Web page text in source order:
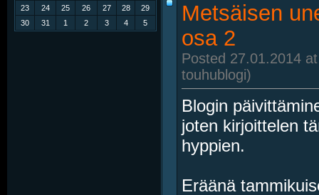
Metsäisen
osa 2
Posted 27.01.2014
touhublogi)
Blogin
joten kirjoittelen
hyppien.
Eräänä
23
24 25 26 27 28
29
30
31 1 2 3 4 5